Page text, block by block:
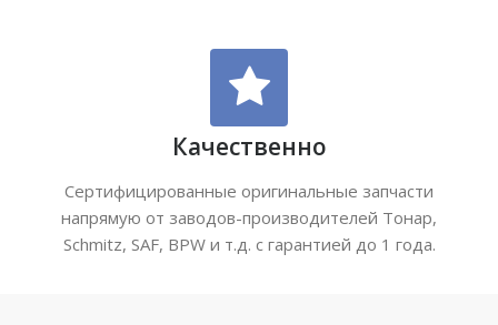
Качественно
Сертифицированные оригинальные запчасти
напрямую от заводов-производителей Тонар,
Schmitz, SAF, BPW и т.д. с гарантией до 1 года.